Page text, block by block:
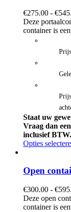
€275.00 - €
Deze
container is
Staat uw
Vraag dan
inclusief BTW.
Opties
Open
€300.00 - €
Deze open
container is